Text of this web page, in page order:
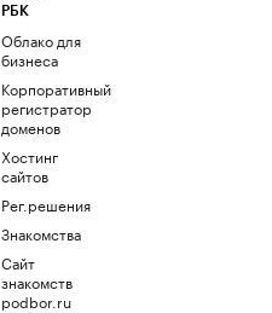
РБК
Облако для
бизнеса
Корпоративный
регистратор
доменов
Хостинг
сайтов
Рег.решения
Знакомства
Сайт
знакомств
podbor.ru